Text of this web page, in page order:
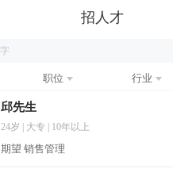
招人才
职位 行业
邱先生
24岁 | 大专 | 10年以上
期望 销售管理